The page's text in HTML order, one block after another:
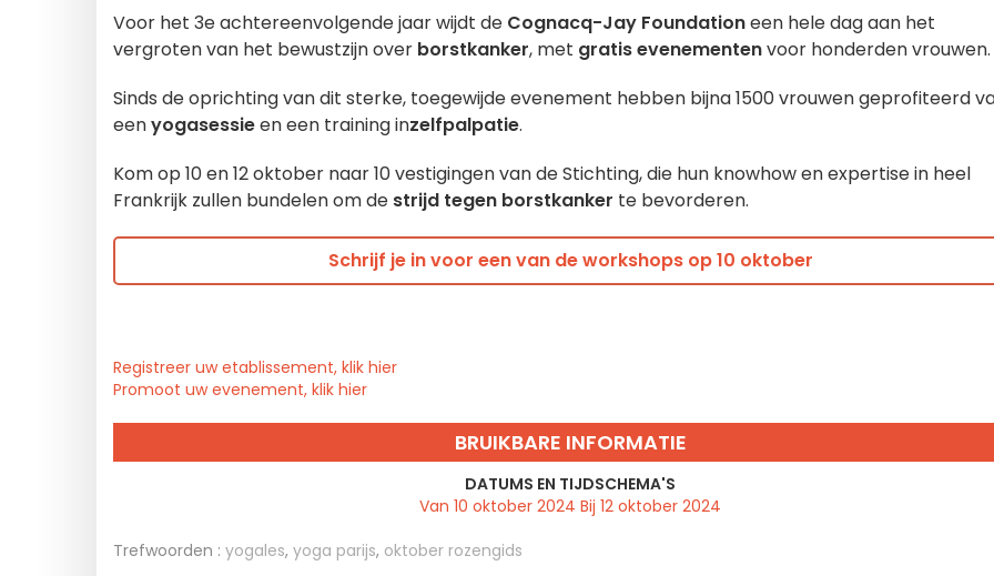
Voor het 3e achtereenvolgende jaar wijdt de Cognacq-Jay Foundationeen hele dag aan het
vergroten van het bewustzijn over borstkanker, met gratis evenementenvoor honderden vrouwen.
Sinds de oprichting van dit sterke, toegewijde evenement hebben bijna 1500 vrouwen geprofiteerd
eenyogasessieen een training inzelfpalpatie.
Kom op 10 en 12 oktober naar 10 vestigingen van de Stichting, die hun knowhow en expertise in heel
Frankrijk zullen bundelen om de strijd tegen borstkanker te bevorderen.
Schrijf je in voor een van de workshops op 10 oktober
Registreer uw etablissement, klik hier
Promoot uw evenement, klik hier
BRUIKBARE INFORMATIE
DATUMS EN TIJDSCHEMA'S
Van 10 oktober 2024 Bij 12 oktober 2024
Trefwoorden : yogales, yoga parijs, oktober rozengids